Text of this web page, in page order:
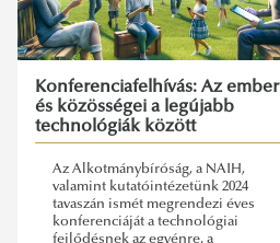
Konferenciafelhívás: Az ember
és közösségei a legújabb
technológiák között
Az Alkotmánybíróság, a NAIH,
valamint kutatóintézetünk 2024
tavaszán ismét megrendezi éves
konferenciáját a technológiai
fejlődésnek az egyénre, a